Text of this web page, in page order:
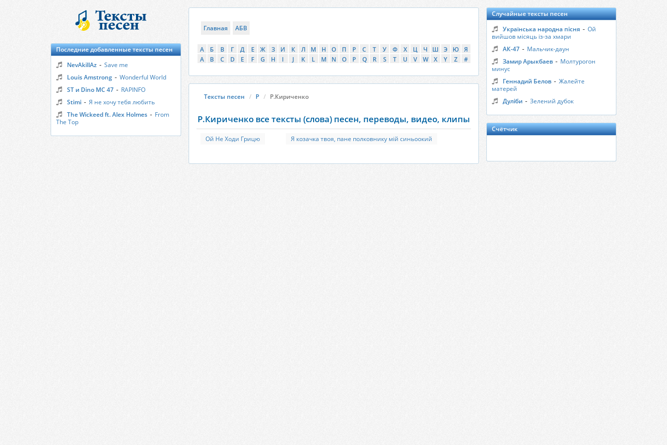
Главная АБВ
А Б В Г Д Е Ж З И К Л М Н О П Р С Т У Ф Х Ц Ч Ш Э Ю
Я
A
B C D E F G H I J K L M N O P Q R S T U V W X Y Z #
Тексты песен Р Р.Кириченко
Р.Кириченко все тексты (слова) песен, переводы, видео, клипы
Ой Не Ходи Грицю Я козачка твоя, пане полковнику мій синьоокий
Последние добавленные тексты песен
NevAkillAz - Save me
Louis Amstrong - Wonderful World
ST и Dino MC 47 - RAPINFO
Stimi - Я не хочу тебя любить
The Wickeed ft. Alex Holmes - From
The Top
Случайные тексты песен
Українська народна пісня - Ой
вийшов місяць із-за хмари
АК-47 - Мальчик-даун
Замир Арыкбаев - Молтурогон
минус
Геннадий Белов - Жалейте
матерей
Дуліби - Зелений дубок
Счётчик